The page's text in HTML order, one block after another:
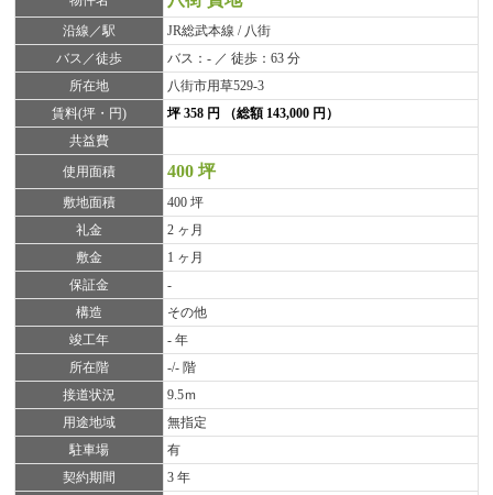
沿線／駅
JR総武本線 / 八街
バス／徒歩
バス：- ／ 徒歩：63 分
所在地
八街市用草529-3
賃料(坪・円)
坪 358 円 （総額 143,000 円）
共益費
使用面積
400 坪
敷地面積
400 坪
礼金
2 ヶ月
敷金
1 ヶ月
保証金
-
構造
その他
竣工年
- 年
所在階
-/- 階
接道状況
9.5ｍ
用途地域
無指定
駐車場
有
契約期間
3 年